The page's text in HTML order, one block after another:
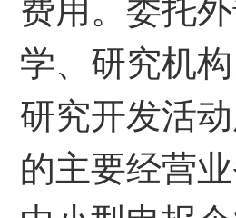
费用。委托
学、研究机
研究开发活
的主要经营